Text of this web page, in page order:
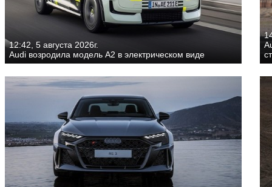
12:42, 5 августа 2026г.
Audi возродила модель A2 в электрическом виде